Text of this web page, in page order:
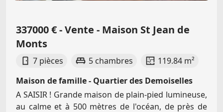
337000 € - Vente - Maison St Jean de
Monts
7 pièces 5 chambres
119.84 m²
Maison de famille - Quartier des Demoiselles
A SAISIR ! Grande maison de plain-pied lumineuse,
au calme et à 500 mètres de l'océan, de près de